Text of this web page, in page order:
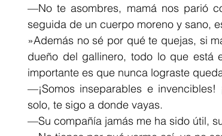
—No te asombres, mamá nos parió
seguida de un cuerpo moreno y sano,
»Además no sé por qué te quejas, si
dueño del gallinero, todo lo que está
importante es que nunca lograste
—¡Somos inseparables e
solo, te sigo a donde vayas.
—Su compañía jamás me ha sido útil,